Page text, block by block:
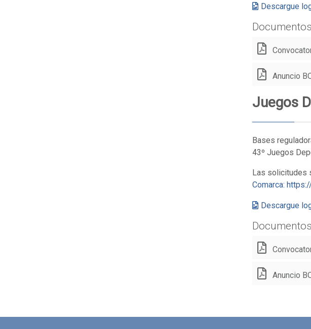
Descargue
Documentos
Anuncio
Juegos
Bases
43º Juegos
Las solicitudes
Comarca:
Descargue
Documentos
Anuncio